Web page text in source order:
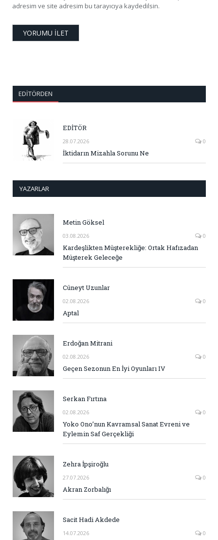
adresim ve site adresim bu tarayıcıya kaydedilsin.
EDITÖRDEN
EDİTÖR
28.07.2026 0
İktidarın Mizahla Sorunu Ne
YAZARLAR
Metin Göksel
03.08.2026 0
Kardeşlikten Müşterekliğe: Ortak Hafızadan
Müşterek Geleceğe
Cüneyt Uzunlar
02.08.2026 0
Aptal
Erdoğan Mitrani
02.08.2026 0
Geçen Sezonun En İyi Oyunları IV
Serkan Fırtına
02.08.2026 0
Yoko Ono’nun Kavramsal Sanat Evreni ve
Eylemin Saf Gerçekliği
Zehra İpşiroğlu
27.07.2026 0
Akran Zorbalığı
Sacit Hadi Akdede
14.07.2026 0